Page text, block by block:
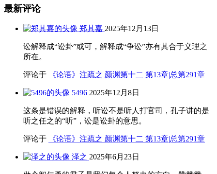
最新评论
郑其嘉 2025年12月13日
讼解释成“讼卦”或可，解释成“争讼”亦有其合于义理之
所在。
评论于 《论语》注疏之 颜渊第十二 第13章|总第291章
5496 2025年12月8日
这条是错误的解释，听讼不是听人打官司，孔子讲的是
听之任之的“听”，讼是讼卦的意思。
评论于 《论语》注疏之 颜渊第十二 第13章|总第291章
泽之 2025年6月23日